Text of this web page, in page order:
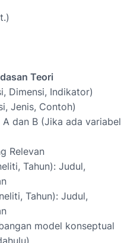
Teori
Dimensi, Indikator)
Jenis, Contoh)
dan B (Jika ada variabel
Relevan
Tahun): Judul,
Tahun): Judul,
model konseptual